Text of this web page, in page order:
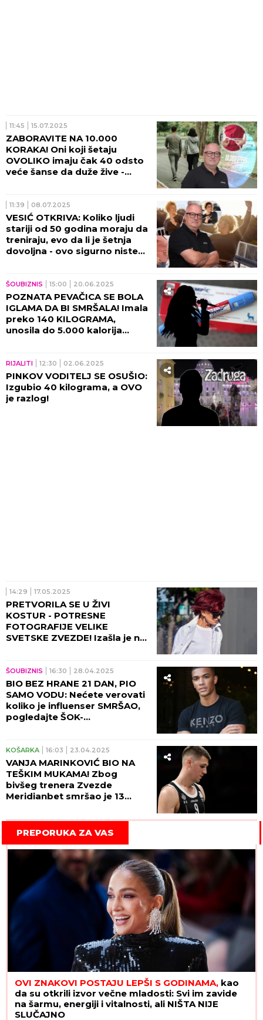
11:45 15.07.2025
ZABORAVITE NA 10.000
KORAKA! Oni koji šetaju
OVOLIKO imaju čak 40 odsto
veće šanse da duže žive -
11:39 08.07.2025
VESIĆ OTKRIVA: Koliko ljudi
stariji od 50 godina moraju da
treniraju, evo da li je šetnja
dovoljna - ovo sigurno niste
ŠOUBIZNIS 15:00 20.06.2025
POZNATA PEVAČICA SE BOLA
IGLAMA DA BI SMRŠALA! Imala
preko 140 KILOGRAMA,
unosila do 5.000 kalorija
RIJALITI 12:30 02.06.2025
PINKOV VODITELJ SE OSUŠIO:
Izgubio 40 kilograma, a OVO
je razlog!
14:29 17.05.2025
PRETVORILA SE U ŽIVI
KOSTUR - POTRESNE
FOTOGRAFIJE VELIKE
SVETSKE ZVEZDE! Izašla je na
(FOTO)
ŠOUBIZNIS 16:30 28.04.2025
BIO BEZ HRANE 21 DAN, PIO
SAMO VODU: Nećete verovati
koliko je influenser SMRŠAO,
pogledajte ŠOK-
KOŠARKA 16:03 23.04.2025
VANJA MARINKOVIĆ BIO NA
TEŠKIM MUKAMA! Zbog
bivšeg trenera Zvezde
Meridianbet smršao je 13
(VIDEO)
PREPORUKA ZA VAS
OVI ZNAKOVI POSTAJU LEPŠI S GODINAMA, kao
da su otkrili izvor večne mladosti: Svi im zavide
na šarmu, energiji i vitalnosti, ali NIŠTA NIJE
SLUČAJNO